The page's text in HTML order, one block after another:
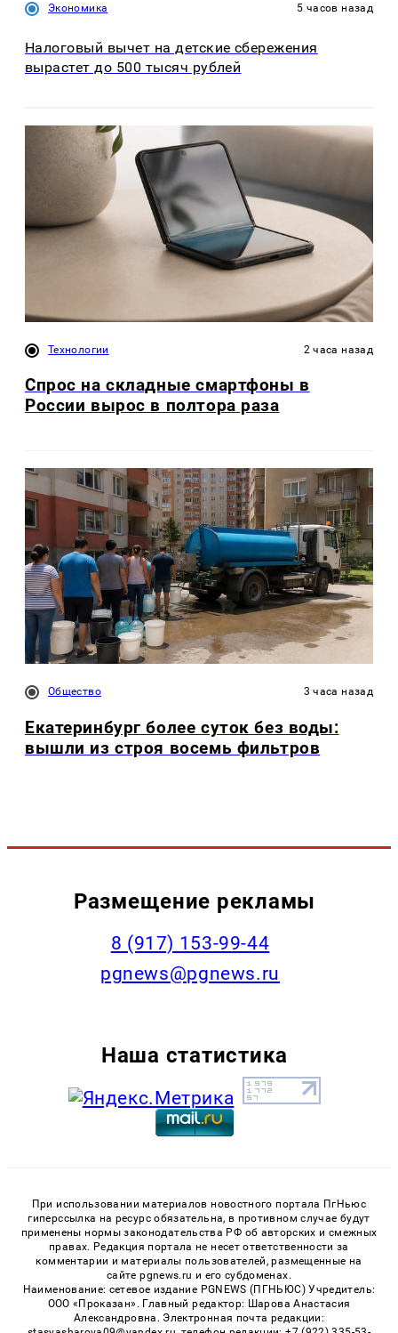
Экономика 5 часов назад
Налоговый вычет на детские сбережения
вырастет до 500 тысяч рублей
Технологии 2 часа назад
Спрос на складные смартфоны в
России вырос в полтора раза
Общество 3 часа назад
Екатеринбург более суток без воды:
вышли из строя восемь фильтров
Размещение рекламы
‭8 (917) 153-99-44
pgnews@pgnews.ru
Наша статистика
При использовании материалов новостного портала ПгНьюс
гиперссылка на ресурс обязательна, в противном случае будут
применены нормы законодательства РФ об авторских и смежных
правах. Редакция портала не несет ответственности за
комментарии и материалы пользователей, размещенные на
сайте pgnews.ru и его субдоменах.
Наименование: сетевое издание PGNEWS (ПГНЬЮС) Учредитель:
ООО «Проказан». Главный редактор: Шарова Анастасия
Александровна. Электронная почта редакции: